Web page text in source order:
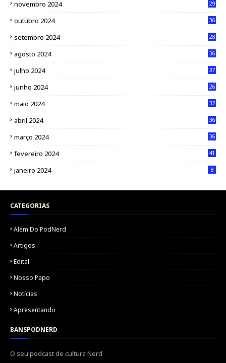
novembro 2024 29
outubro 2024 36
setembro 2024 28
agosto 2024 36
julho 2024 37
junho 2024 26
maio 2024 32
abril 2024 36
março 2024 36
fevereiro 2024 41
janeiro 2024 8
CATEGORIAS
Além Do PodNerd
Artigos
Edital
Nosso Papo
Notícias
Apresentando
BANSPODNERD
O seu podcast de cultura Nerd